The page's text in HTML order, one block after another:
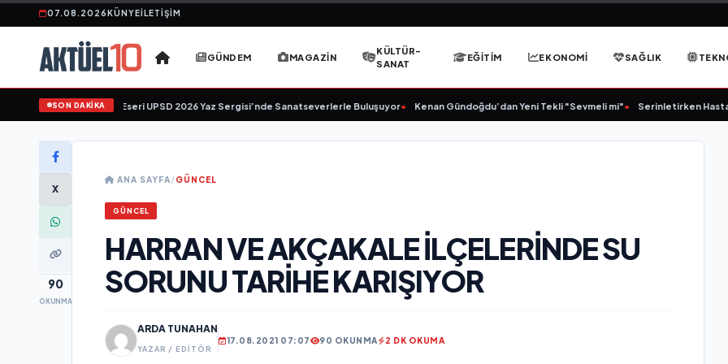
07.08.2026KÜNYEİLETIŞIM
GÜNDEM MAGAZIN
KÜLTÜR-
SANAT
EĞITIM EKONOMI SAĞLIK
SON DAKİKA
Üzgen’in "Tekâmül" Eseri UPSD 2026 Yaz Sergisi’nde Sanatseverlerle Buluşuyor• Kenan Gündoğdu’dan Yeni Tekli "Sevmeli mi"• Serinletirken Hasta
X
90
OKUNMA
ANA SAYFA/GÜNCEL
GÜNCEL
HARRAN VE AKÇAKALE İLÇELERİNDE SU
SORUNU TARİHE KARIŞIYOR
ARDA TUNAHAN
YAZAR / EDITÖR
17.08.2021 07:07 90 OKUNMA 2 DK OKUMA